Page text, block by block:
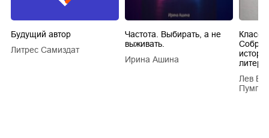
Будущий автор
Литрес Самиздат
Частота. Выбирать, а не
выживать.
Ирина Ашина
Лев